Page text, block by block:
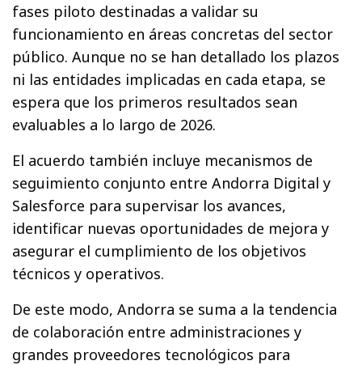
fases piloto destinadas a validar su
funcionamiento en áreas concretas del sector
público. Aunque no se han detallado los plazos
ni las entidades implicadas en cada etapa, se
espera que los primeros resultados sean
evaluables a lo largo de 2026.
El acuerdo también incluye mecanismos de
seguimiento conjunto entre Andorra Digital y
Salesforce para supervisar los avances,
identificar nuevas oportunidades de mejora y
asegurar el cumplimiento de los objetivos
técnicos y operativos.
De este modo, Andorra se suma a la tendencia
de colaboración entre administraciones y
grandes proveedores tecnológicos para